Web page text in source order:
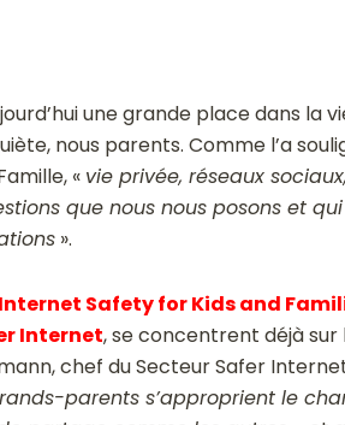
une grande place dans la
nous parents. Comme l’a
« vie privée, réseaux sociaux,
que nous nous posons et
».
Internet Safety for Kids and
Internet, se concentrent déjà sur
chef du Secteur Safer
parents s’approprient le